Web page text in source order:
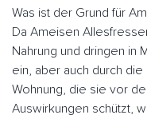
Was ist der Grund für
Da Ameisen
Nahrung und dringen in
ein, aber auch durch
Wohnung, die sie vor
Auswirkungen schützt,